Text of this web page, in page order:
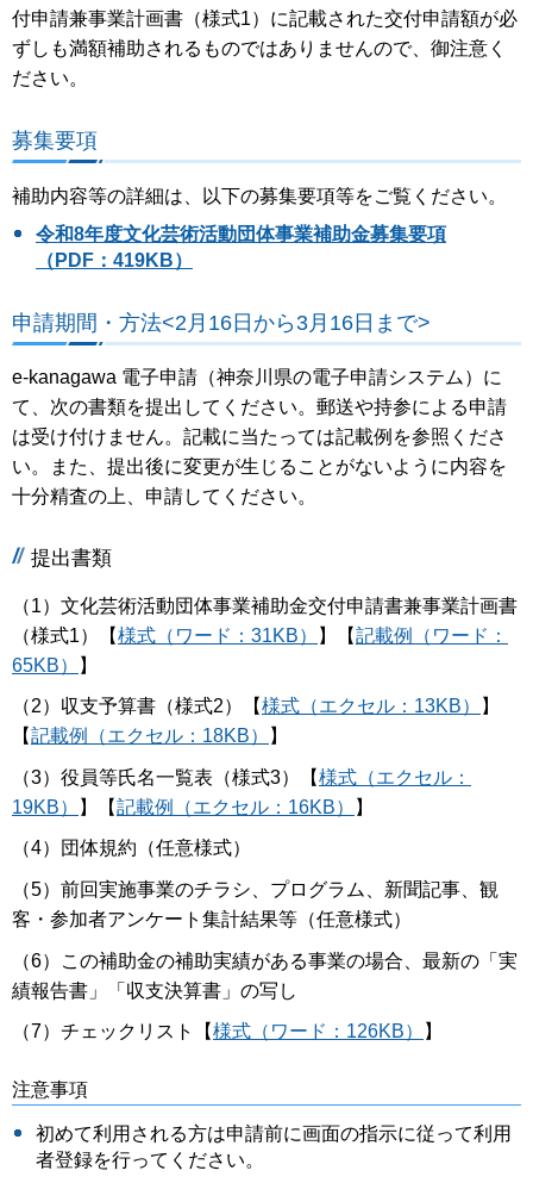
付申請兼事業計画書（様式1）に記載された交付申請額が必
ずしも満額補助されるものではありませんので、御注意く
ださい。
募集要項
補助内容等の詳細は、以下の募集要項等をご覧ください。
令和8年度文化芸術活動団体事業補助金募集要項
（PDF：419KB）
申請期間・方法<2月16日から3月16日まで>
e-kanagawa 電子申請（神奈川県の電子申請システム）に
て、次の書類を提出してください。郵送や持参による申請
は受け付けません。記載に当たっては記載例を参照くださ
い。また、提出後に変更が生じることがないように内容を
十分精査の上、申請してください。
提出書類
（1）文化芸術活動団体事業補助金交付申請書兼事業計画書
（様式1）【様式（ワード：31KB） 】【記載例（ワード：
65KB）
】
（2）収支予算書（様式2）【様式（エクセル：13KB）
】
【記載例（エクセル：18KB） 】
（3）役員等氏名一覧表（様式3）【様式（エクセル：
19KB）
】【記載例（エクセル：16KB） 】
（4）団体規約（任意様式）
（5）前回実施事業のチラシ、プログラム、新聞記事、観
客・参加者アンケート集計結果等（任意様式）
（6）この補助金の補助実績がある事業の場合、最新の「実
績報告書」「収支決算書」の写し
（7）チェックリスト【様式（ワード：126KB） 】
注意事項
初めて利用される方は申請前に画面の指示に従って利用
者登録を行ってください。